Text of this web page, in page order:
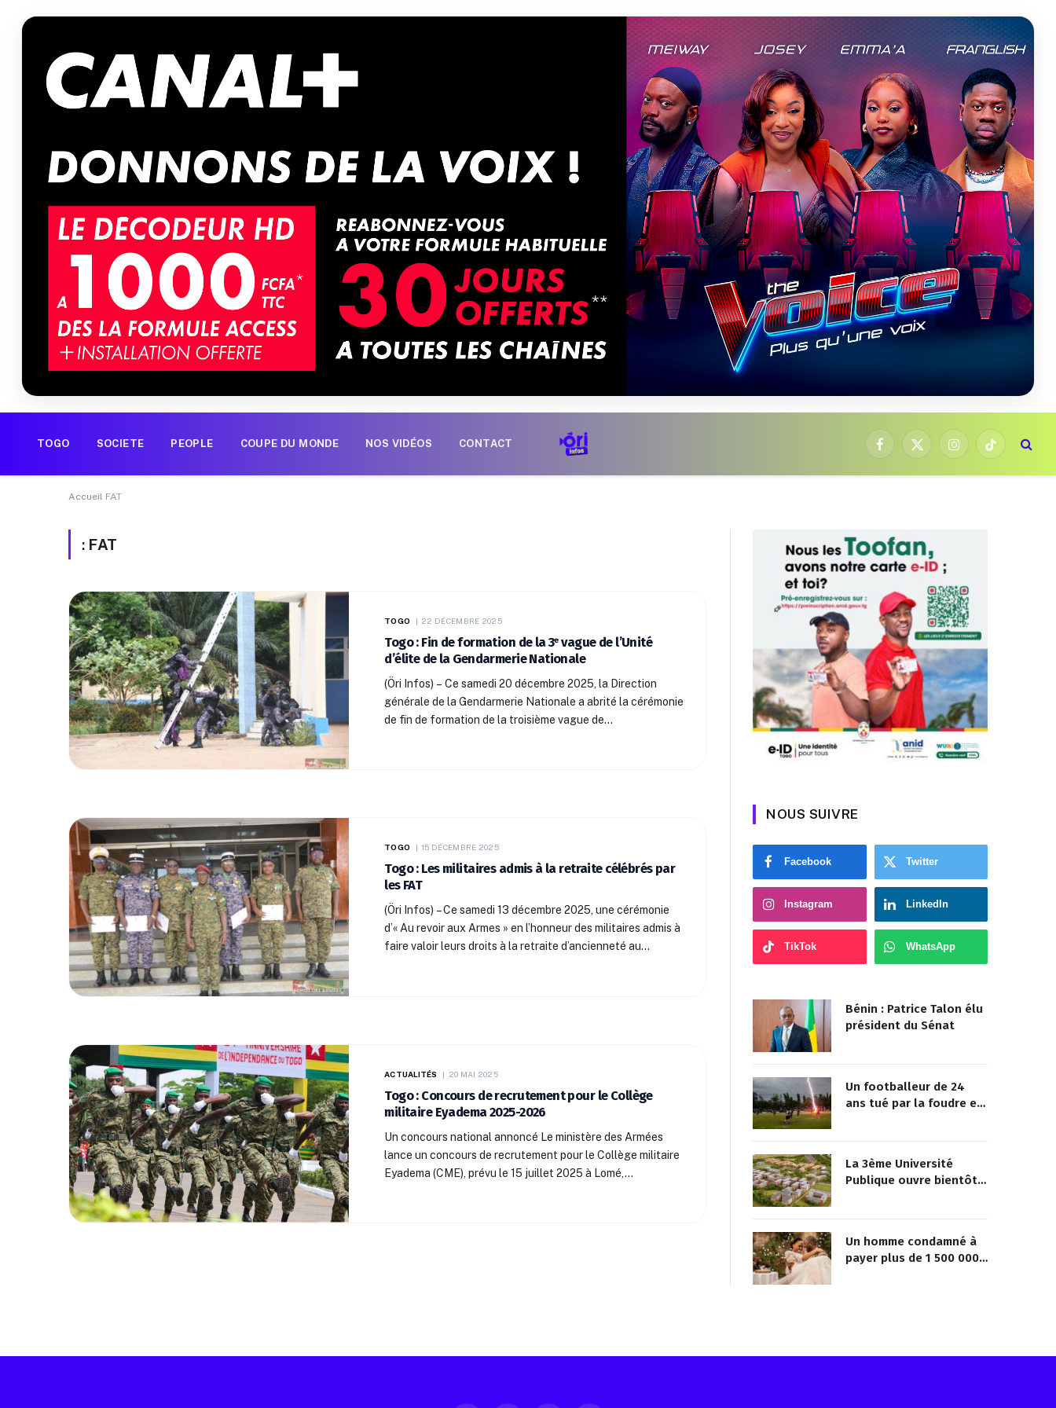
TOGO SOCIETE PEOPLE COUPE DU MONDE NOS VIDÉOS CONTACT
Facebook
X
InstagramTikTok
Accueil FAT
: FAT
TOGO 22 DÉCEMBRE 2025
Togo : Fin de formation de la 3ᵉ vague de l’Unité
d’élite de la Gendarmerie Nationale
(Öri Infos) – Ce samedi 20 décembre 2025, la Direction
générale de la Gendarmerie Nationale a abrité la cérémonie
de fin de formation de la troisième vague de…
TOGO 15 DÉCEMBRE 2025
Togo : Les militaires admis à la retraite célébrés par
les FAT
(Öri Infos) – Ce samedi 13 décembre 2025, une cérémonie
d’« Au revoir aux Armes » en l’honneur des militaires admis à
faire valoir leurs droits à la retraite d’ancienneté au…
ACTUALITÉS 20 MAI 2025
Togo : Concours de recrutement pour le Collège
militaire Eyadema 2025-2026
Un concours national annoncé Le ministère des Armées
lance un concours de recrutement pour le Collège militaire
Eyadema (CME), prévu le 15 juillet 2025 à Lomé,…
NOUS SUIVRE
Facebook Twitter
Instagram LinkedIn
TikTok WhatsApp
Bénin : Patrice Talon élu
président du Sénat
Un footballeur de 24
ans tué par la foudre en
La 3ème Université
Publique ouvre bientôt
Un homme condamné à
payer plus de 1 500 000